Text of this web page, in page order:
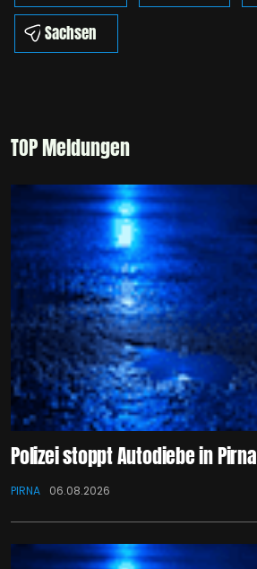
Sachsen
TOP Meldungen
Polizei stoppt Autodiebe in Pirna
PIRNA 06.08.2026